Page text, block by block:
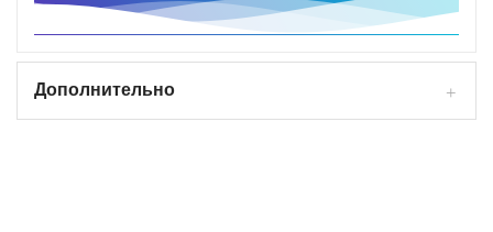
Дополнительно